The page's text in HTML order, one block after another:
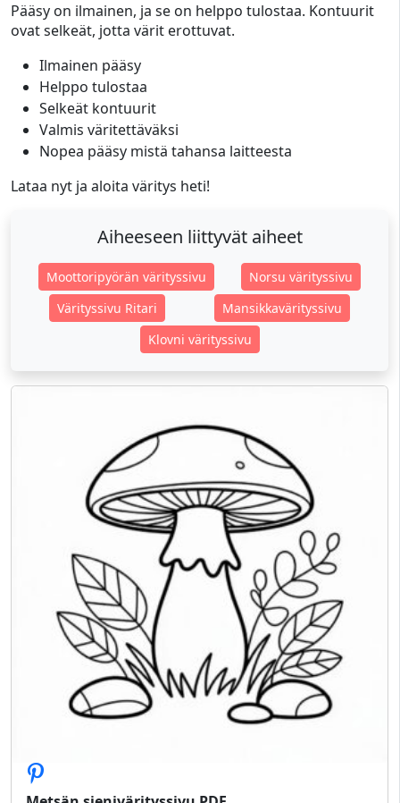
Pääsy on ilmainen, ja se on helppo tulostaa. Kontuurit
ovat selkeät, jotta värit erottuvat.
Ilmainen pääsy
Helppo tulostaa
Selkeät kontuurit
Valmis väritettäväksi
Nopea pääsy mistä tahansa laitteesta
Lataa nyt ja aloita väritys heti!
Aiheeseen liittyvät aiheet
Moottoripyörän värityssivu
Norsu värityssivu
Värityssivu Ritari
Mansikkavärityssivu
Klovni värityssivu